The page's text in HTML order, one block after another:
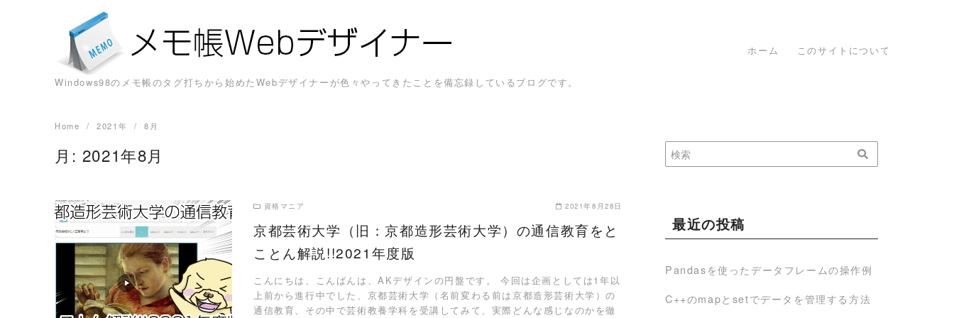
Windows98のメモ帳のタグ打ちから始めたWebデザイナーが色々やってきたことを備忘録しているブログです。
ホーム このサイトについて
Home 2021年 8月
月: 2021年8月
READ MORE
資格マニア 2021年8月28日
京都芸術大学（旧：京都造形芸術大学）の通信教育をと
ことん解説!!2021年度版
こんにちは、こんばんは、AKデザインの円盤です。 今回は企画としては1年以
上前から進行中でした、京都芸術大学（名前変わる前は京都造形芸術大学）の
通信教育、その中で芸術教養学科を受講してみて、実際どんな感じなのかを徹
最近の投稿
Pandasを使ったデータフレームの操作例
C++のmapとsetでデータを管理する方法